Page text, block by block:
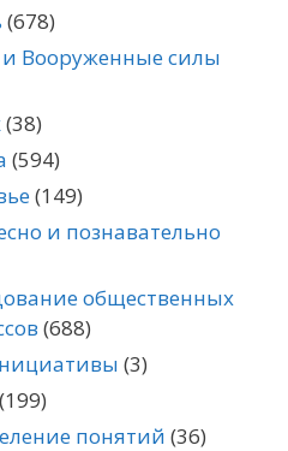
(678)
Вооруженные силы
(38)
(594)
(149)
и познавательно
общественных
(688)
(3)
(199)
понятий (36)